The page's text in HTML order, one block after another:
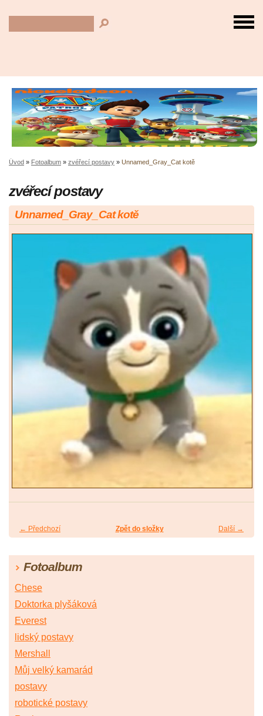
Úvod » Fotoalbum » zvéřecí postavy » Unnamed_Gray_Cat kotě
zvéřecí postavy
Unnamed_Gray_Cat kotě
← Předchozí Další →
Zpět do složky
Fotoalbum
Chese
Doktorka plyšáková
Everest
lidský postavy
Mershall
Můj velký kamarád
postavy
robotické postavy